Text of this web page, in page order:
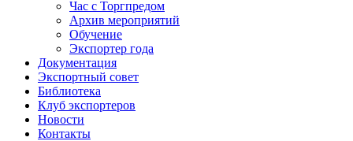
Час с Торгпредом
Архив мероприятий
Обучение
Экспортер года
Документация
Экспортный совет
Библиотека
Клуб экспортеров
Новости
Контакты